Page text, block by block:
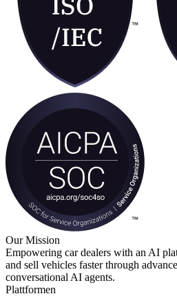
Our Mission
Empowering car dealers with an AI
and sell vehicles faster through
conversational AI agents.
Plattformen